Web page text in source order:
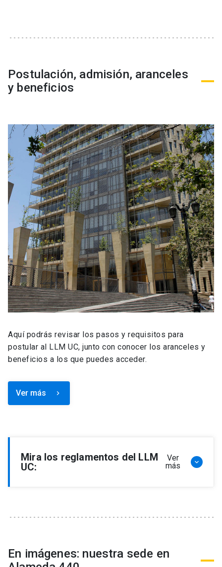
Postulación, admisión, aranceles
y beneficios
Aquí podrás revisar los pasos y requisitos para
postular al LLM UC, junto con conocer los aranceles y
beneficios a los que puedes acceder.
Ver más keyboard_arrow_right
Mira los reglamentos del LLM
UC:
Ver
más
keyboard_arrow_down
Reglamento de Becas y Descuentos Programa
de Magíster en Derecho, LLM
En imágenes: nuestra sede en